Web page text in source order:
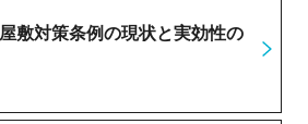
敷対策条例の現状と実効性の